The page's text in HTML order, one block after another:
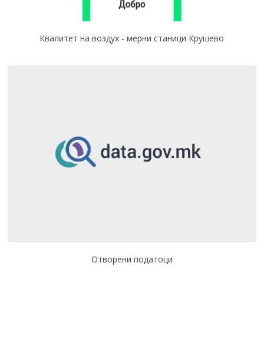
Квалитет на воздух - мерни станици Крушево
Отворени податоци